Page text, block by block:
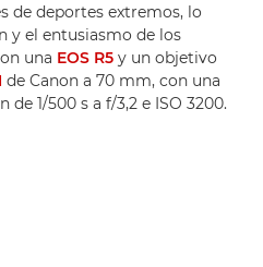
de deportes extremos, lo
y el entusiasmo de los
una EOS R5 y un objetivo
de Canon a 70 mm, con una
1/500 s a f/3,2 e ISO 3200.